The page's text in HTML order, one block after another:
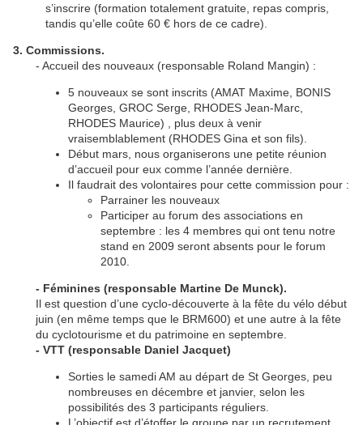
s’inscrire (formation totalement gratuite, repas compris,
tandis qu’elle coûte 60 € hors de ce cadre).
3. Commissions.
- Accueil des nouveaux (responsable Roland Mangin) :
5 nouveaux se sont inscrits (AMAT Maxime, BONIS
Georges, GROC Serge, RHODES Jean-Marc,
RHODES Maurice) , plus deux à venir
vraisemblablement (RHODES Gina et son fils).
Début mars, nous organiserons une petite réunion
d’accueil pour eux comme l’année dernière.
Il faudrait des volontaires pour cette commission pour :
Parrainer les nouveaux
Participer au forum des associations en
septembre : les 4 membres qui ont tenu notre
stand en 2009 seront absents pour le forum
2010.
- Féminines (responsable Martine De Munck).
Il est question d’une cyclo-découverte à la fête du vélo début
juin (en même temps que le BRM600) et une autre à la fête
du cyclotourisme et du patrimoine en septembre.
- VTT (responsable Daniel Jacquet)
Sorties le samedi AM au départ de St Georges, peu
nombreuses en décembre et janvier, selon les
possibilités des 3 participants réguliers.